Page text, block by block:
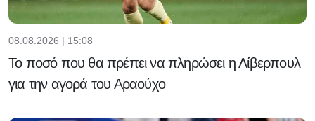
08.08.2026 | 15:08
Το ποσό που θα πρέπει να πληρώσει η Λίβερπουλ
για την αγορά του Αραούχο